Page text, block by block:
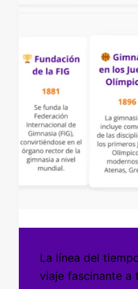
La línea del
viaje fascinante a